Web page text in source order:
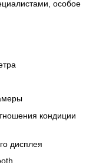
особое
кондиции
дисплея